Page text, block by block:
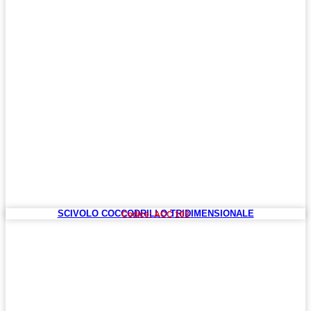
SCIVOLO COCCODRILLO TRIDIMENSIONALE
Codice: ACC 103